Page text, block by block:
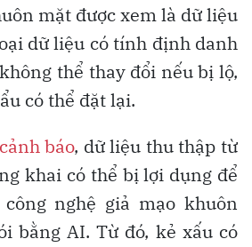
mặt được xem là dữ liệu
dữ liệu có tính định danh
thể thay đổi nếu bị lộ,
có thể đặt lại.
báo, dữ liệu thu thập từ
khai có thể bị lợi dụng để
nghệ giả mạo khuôn
bằng AI. Từ đó, kẻ xấu có